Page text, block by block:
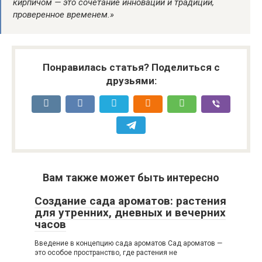
кирпичом — это сочетание инноваций и традиций,
проверенное временем.»
Понравилась статья? Поделиться с
друзьями:
Вам также может быть интересно
Создание сада ароматов: растения
для утренних, дневных и вечерних
часов
Введение в концепцию сада ароматов Сад ароматов —
это особое пространство, где растения не